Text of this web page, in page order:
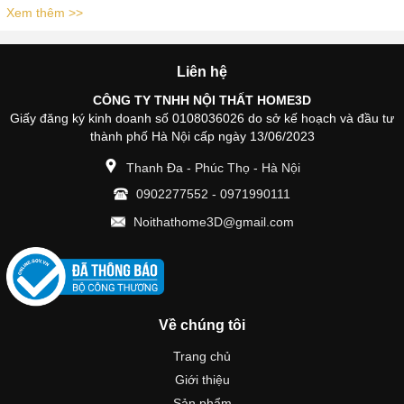
Xem thêm >>
Liên hệ
CÔNG TY TNHH NỘI THẤT HOME3D
Giấy đăng ký kinh doanh số 0108036026 do sở kế hoạch và đầu tư
thành phố Hà Nội cấp ngày 13/06/2023
Thanh Đa - Phúc Thọ - Hà Nội
0902277552 - 0971990111
Noithathome3D@gmail.com
Về chúng tôi
Trang chủ
Giới thiệu